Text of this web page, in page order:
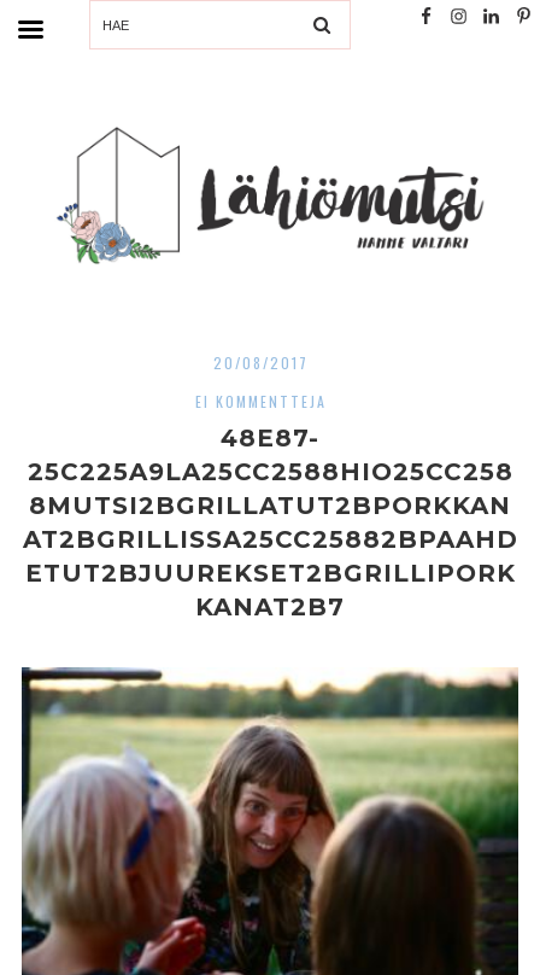
SEARCH
20/08/2017
EI KOMMENTTEJA
48E87-
25C225A9LA25CC2588HIO25CC258
8MUTSI2BGRILLATUT2BPORKKAN
AT2BGRILLISSA25CC25882BPAAHD
ETUT2BJUUREKSET2BGRILLIPORK
KANAT2B7